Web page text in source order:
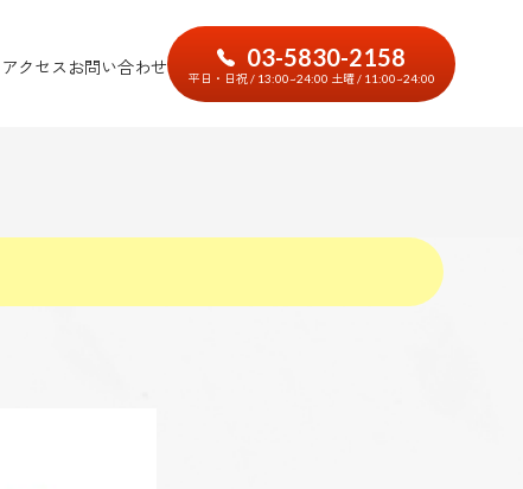
アクセス お問い合わせ 03-5830-2158
平日・日祝 / 13:00~24:00 土曜 / 11:00~24:00